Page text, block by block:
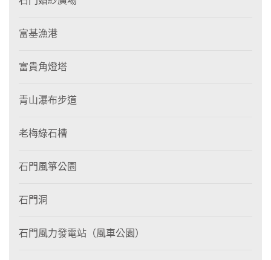
富基漁港
富貴角燈塔
青山瀑布步道
老梅綠石槽
石門風箏公園
石門洞
石門風力發電站（風車公園）